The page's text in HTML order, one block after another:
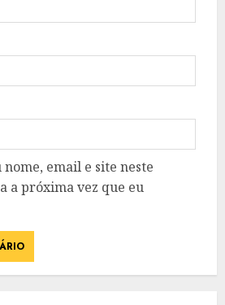
email e site neste
a próxima vez que eu